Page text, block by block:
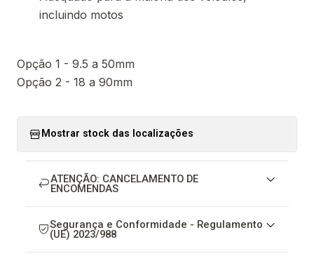
incluindo motos
Opção 1 - 9.5 a 50mm
Opção 2 - 18 a 90mm
Mostrar stock das localizações
ATENÇÃO: CANCELAMENTO DE
ENCOMENDAS
Segurança e Conformidade - Regulamento
(UE) 2023/988